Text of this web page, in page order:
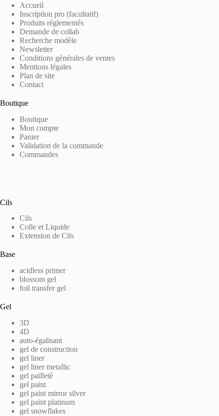
Accueil
Inscription pro (facultatif)
Produits réglementés
Demande de collab
Recherche modèle
Newsletter
Conditions générales de ventes
Mentions légales
Plan de site
Contact
Boutique
Boutique
Mon compte
Panier
Validation de la commande
Commandes
Cils
Cils
Colle et Liquide
Extension de Cils
Base
acidless primer
blossom gel
foil transfer gel
Gel
3D
4D
auto-égalisant
gel de construction
gel liner
gel liner metallic
gel pailleté
gel paint
gel paint mirror silver
gel paint platinum
gel snowflakes